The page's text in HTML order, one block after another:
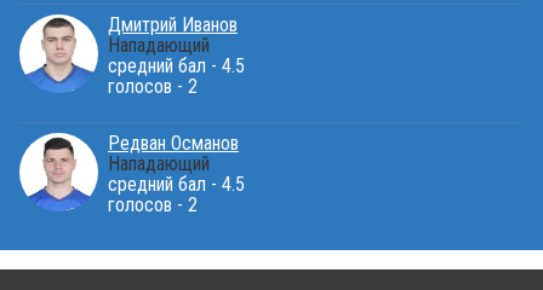
Дмитрий Иванов
Нападающий
средний бал - 4.5
голосов - 2
Редван Османов
Нападающий
средний бал - 4.5
голосов - 2